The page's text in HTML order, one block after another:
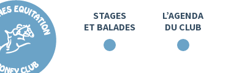
STAGES
ET BALADES
L’AGENDA
DU CLUB